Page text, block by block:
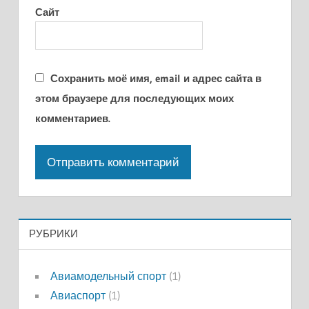
Сайт
Сохранить моё имя, email и адрес сайта в
этом браузере для последующих моих
комментариев.
РУБРИКИ
Авиамодельный спорт(1)
Авиаспорт(1)